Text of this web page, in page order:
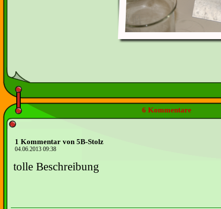
6 Kommentare
1 Kommentar von 5B-Stolz
04.06.2013 09:38
tolle Beschreibung